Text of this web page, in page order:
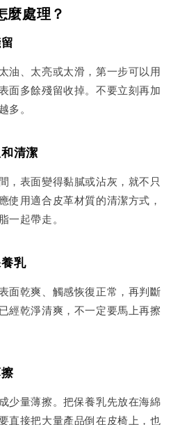
麼處理？
油、太亮或太滑，第一步可以用
面多餘殘留收掉。不要立刻再加
多。
清潔
，表面變得黏膩或沾灰，就不只
使用適合皮革材質的清潔方式，
一起帶走。
乳
面乾爽、觸感恢復正常，再判斷
經乾淨清爽，不一定要馬上再擦
少量薄擦。把保養乳先放在海綿
直接把大量產品倒在皮椅上，也